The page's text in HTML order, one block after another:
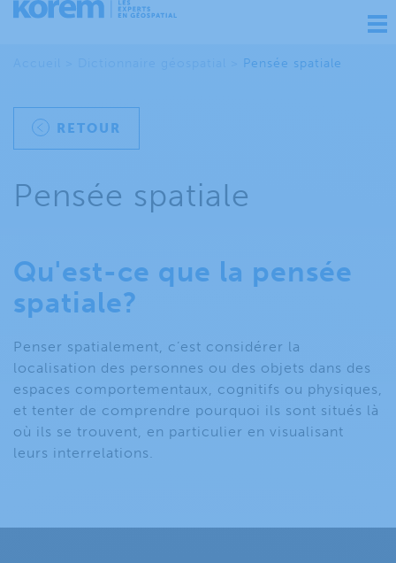
Pensée spatiale
RETOUR
Pensée spatiale
Qu'est-ce que la pensée
spatiale?
Penser spatialement, c’est considérer la
localisation des personnes ou des objets dans des
espaces comportementaux, cognitifs ou physiques,
et tenter de comprendre pourquoi ils sont situés là
où ils se trouvent, en particulier en visualisant
leurs interrelations.